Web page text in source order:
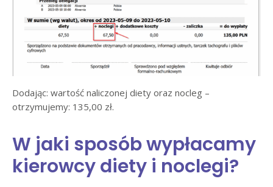
Dodając: wartość naliczonej diety oraz nocleg –
otrzymujemy: 135,00 zł.
W jaki sposób wypłacamy
kierowcy diety i noclegi?